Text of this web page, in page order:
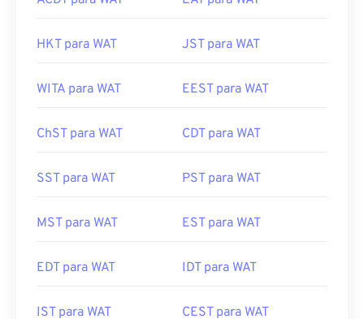
HKT para WAT JST para WAT
WITA para WAT EEST para WAT
ChST para WAT CDT para WAT
SST para WAT PST para WAT
MST para WAT EST para WAT
EDT para WAT IDT para WAT
IST para WAT CEST para WAT